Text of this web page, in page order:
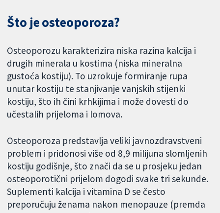
Što je osteoporoza?
Osteoporozu karakterizira niska razina kalcija i
drugih minerala u kostima (niska mineralna
gustoća kostiju). To uzrokuje formiranje rupa
unutar kostiju te stanjivanje vanjskih stijenki
kostiju, što ih čini krhkijima i može dovesti do
učestalih prijeloma i lomova.
Osteoporoza predstavlja veliki javnozdravstveni
problem i pridonosi više od 8,9 milijuna slomljenih
kostiju godišnje, što znači da se u prosjeku jedan
osteoporotični prijelom dogodi svake tri sekunde.
Suplementi kalcija i vitamina D se često
preporučuju ženama nakon menopauze (premda